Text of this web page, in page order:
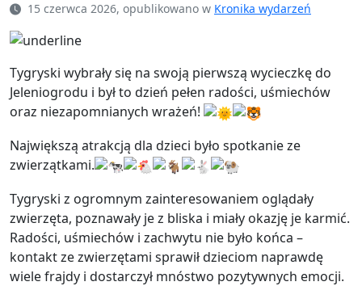
15 czerwca 2026, opublikowano w Kronika wydarzeń
Tygryski wybrały się na swoją pierwszą wycieczkę do
Jeleniogrodu i był to dzień pełen radości, uśmiechów
oraz niezapomnianych wrażeń!
Największą atrakcją dla dzieci było spotkanie ze
zwierzątkami.
Tygryski z ogromnym zainteresowaniem oglądały
zwierzęta, poznawały je z bliska i miały okazję je karmić.
Radości, uśmiechów i zachwytu nie było końca –
kontakt ze zwierzętami sprawił dzieciom naprawdę
wiele frajdy i dostarczył mnóstwo pozytywnych emocji.